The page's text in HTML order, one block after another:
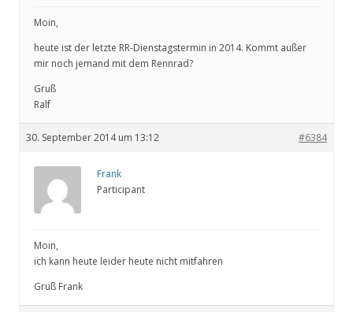
Moin,
heute ist der letzte RR-Dienstagstermin in 2014. Kommt außer
mir noch jemand mit dem Rennrad?
Gruß
Ralf
30. September 2014 um 13:12 #6384
Frank
Participant
Moin,
ich kann heute leider heute nicht mitfahren
Gruß Frank